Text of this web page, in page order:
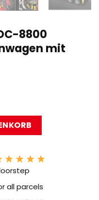
8800
mit
Pneumatischer
all parcels